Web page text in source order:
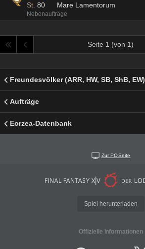
St. 80 Mare Lamentorum
Nebenaufträge
Seite 1 (von 1)
Freundesvölker (ARR, HW, SB, ShB, EW)
Aufträge
Eorzea-Datenbank
Zur PC-Seite
Spiel herunterladen
Offizielle Informationen